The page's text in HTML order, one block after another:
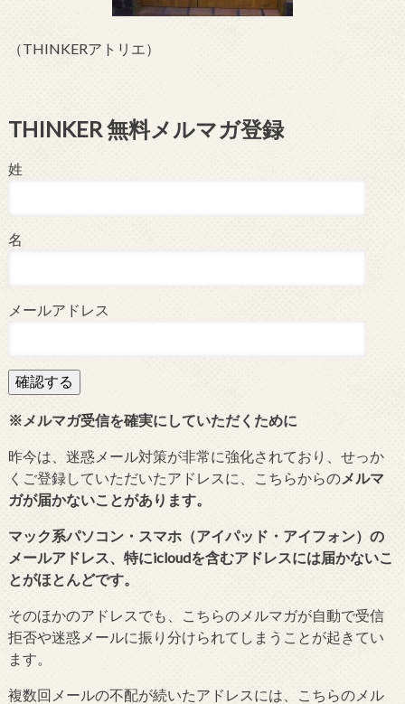
（THINKERアトリエ）
THINKER 無料メルマガ登録
姓
名
メールアドレス
※メルマガ受信を確実にしていただくために
昨今は、迷惑メール対策が非常に強化されており、せっか
くご登録していただいたアドレスに、こちらからのメルマ
ガが届かないことがあります。
マック系パソコン・スマホ（アイパッド・アイフォン）の
メールアドレス、特にicloudを含むアドレスには届かないこ
とがほとんどです。
そのほかのアドレスでも、こちらのメルマガが自動で受信
拒否や迷惑メールに振り分けられてしまうことが起きてい
ます。
複数回メールの不配が続いたアドレスには、こちらのメル